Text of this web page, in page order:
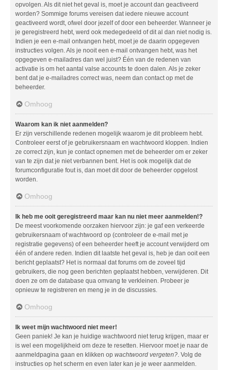
opvolgen. Als dit niet het geval is, moet je account dan geactiveerd
worden? Sommige forums vereisen dat iedere nieuwe account
geactiveerd wordt, ofwel door jezelf of door een beheerder. Wanneer je
je geregistreerd hebt, werd ook medegedeeld of dit al dan niet nodig is.
Indien je een e-mail ontvangen hebt, moet je de daarin opgegeven
instructies volgen. Als je nooit een e-mail ontvangen hebt, was het
opgegeven e-mailadres dan wel juist? Één van de redenen van
activatie is om het aantal valse accounts te doen dalen. Als je zeker
bent dat je e-mailadres correct was, neem dan contact op met de
beheerder.
Omhoog
Waarom kan ik niet aanmelden?
Er zijn verschillende redenen mogelijk waarom je dit probleem hebt.
Controleer eerst of je gebruikersnaam en wachtwoord kloppen. Indien
ze correct zijn, kun je contact opnemen met de beheerder om er zeker
van te zijn dat je niet verbannen bent. Het is ook mogelijk dat de
forumconfiguratie fout is, dan moet dit door de beheerder opgelost
worden.
Omhoog
Ik heb me ooit geregistreerd maar kan nu niet meer aanmelden!?
De meest voorkomende oorzaken hiervoor zijn: je gaf een verkeerde
gebruikersnaam of wachtwoord op (controleer de e-mail met je
registratie gegevens) of een beheerder heeft je account verwijderd om
één of andere reden. Indien dit laatste het geval is, heb je dan ooit een
bericht geplaatst? Het is normaal dat forums om de zoveel tijd
gebruikers, die nog geen berichten geplaatst hebben, verwijderen. Dit
doen ze om de database qua omvang te verkleinen. Probeer je
opnieuw te registreren en meng je in de discussies.
Omhoog
Ik weet mijn wachtwoord niet meer!
Geen paniek! Je kan je huidige wachtwoord niet terug krijgen, maar er
is wel een mogelijkheid om deze te resetten. Hiervoor moet je naar de
aanmeldpagina gaan en klikken op wachtwoord vergeten?. Volg de
instructies op het scherm en even later kan je je weer aanmelden.